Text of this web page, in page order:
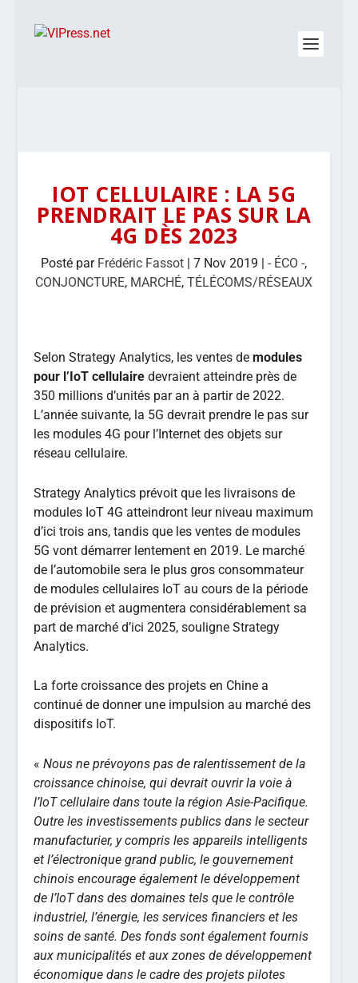
IOT CELLULAIRE : LA 5G
PRENDRAIT LE PAS SUR LA
4G DÈS 2023
Posté par Frédéric Fassot |7 Nov 2019 |- ÉCO -,
CONJONCTURE, MARCHÉ,TÉLÉCOMS/RÉSEAUX
Selon Strategy Analytics, les ventes demodules
pour l’IoT cellulaire devraient atteindre près de
350 millions d’unités par an à partir de 2022.
L’année suivante, la 5G devrait prendre le pas sur
les modules 4G pour l’Internet des objets sur
réseau cellulaire.
Strategy Analytics prévoit que les livraisons de
modules IoT 4G atteindront leur niveau maximum
d’ici trois ans, tandis que les ventes de modules
5G vont démarrer lentement en 2019. Le marché
de l’automobile sera le plus gros consommateur
de modules cellulaires IoT au cours de la période
de prévision et augmentera considérablement sa
part de marché d’ici 2025, souligne Strategy
Analytics.
La forte croissance des projets en Chine a
continué de donner une impulsion au marché des
dispositifs IoT.
«Nous ne prévoyons pas de ralentissement de la
croissance chinoise, qui devrait ouvrir la voie à
l’IoT cellulaire dans toute la région Asie-Pacifique.
Outre les investissements publics dans le secteur
manufacturier, y compris les appareils intelligents
et l’électronique grand public, le gouvernement
chinois encourage également le développement
de l’IoT dans des domaines tels que le contrôle
industriel, l’énergie, les services financiers et les
soins de santé. Des fonds sont également fournis
aux municipalités et aux zones de développement
économique dans le cadre des projets pilotes